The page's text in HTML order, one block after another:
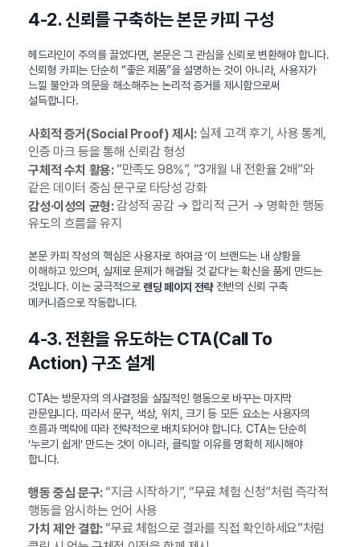
4-2. 신뢰를 구축하는 본문 카피 구성
헤드라인이 주의를 끌었다면, 본문은 그 관심을 신뢰로 변환해야 합니다.
신뢰형 카피는 단순히 “좋은 제품”을 설명하는 것이 아니라, 사용자가
느낄 불안과 의문을 해소해주는 논리적 증거를 제시함으로써
설득합니다.
사회적 증거(Social Proof) 제시:실제 고객 후기, 사용 통계,
인증 마크 등을 통해 신뢰감 형성
구체적 수치 활용:“만족도 98%”, “3개월 내 전환율 2배”와
같은 데이터 중심 문구로 타당성 강화
감성·이성의 균형:감성적 공감 → 합리적 근거 → 명확한 행동
유도의 흐름을 유지
본문 카피 작성의 핵심은 사용자로 하여금 ‘이 브랜드는 내 상황을
이해하고 있으며, 실제로 문제가 해결될 것 같다’는 확신을 품게 만드는
것입니다. 이는 궁극적으로 랜딩 페이지 전략전반의 신뢰 구축
메커니즘으로 작동합니다.
4-3. 전환을 유도하는 CTA(Call To
Action) 구조 설계
CTA는 방문자의 의사결정을 실질적인 행동으로 바꾸는 마지막
관문입니다. 따라서 문구, 색상, 위치, 크기 등 모든 요소는 사용자의
흐름과 맥락에 따라 전략적으로 배치되어야 합니다. CTA는 단순히
‘누르기 쉽게’ 만드는 것이 아니라, 클릭할 이유를 명확히 제시해야
합니다.
행동 중심 문구:“지금 시작하기”, “무료 체험 신청”처럼 즉각적
행동을 암시하는 언어 사용
가치 제안 결합:“무료 체험으로 결과를 직접 확인하세요”처럼